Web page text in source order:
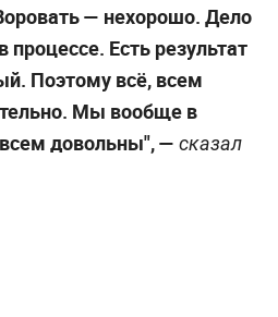
— нехорошо. Дело
процессе. Есть результат
Поэтому всё, всем
Мы вообще в
довольны", — сказал